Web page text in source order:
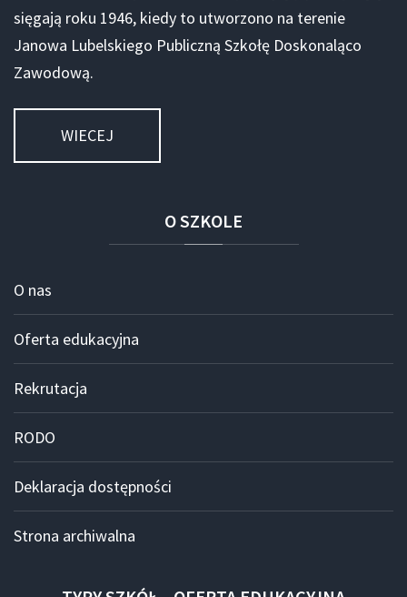
sięgają roku 1946, kiedy to utworzono na terenie
Janowa Lubelskiego Publiczną Szkołę Doskonaląco
Zawodową.
WIECEJ
OSZKOLE
O nas
Oferta edukacyjna
Rekrutacja
RODO
Deklaracja dostępności
Strona archiwalna